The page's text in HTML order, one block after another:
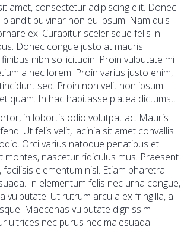
amet, consectetur adipiscing elit. Donec
pulvinar non eu ipsum. Nam quis
ex. Curabitur scelerisque felis in
Donec congue justo at mauris
nibh sollicitudin. Proin vulputate mi
a nec lorem. Proin varius justo enim,
sed. Proin non velit non ipsum
quam. In hac habitasse platea dictumst.
in lobortis odio volutpat ac. Mauris
Ut felis velit, lacinia sit amet convallis
Orci varius natoque penatibus et
montes, nascetur ridiculus mus. Praesent
elementum nisl. Etiam pharetra
In elementum felis nec urna congue,
vulputate. Ut rutrum arcu a ex fringilla, a
Maecenas vulputate dignissim
ultrices nec purus nec malesuada.